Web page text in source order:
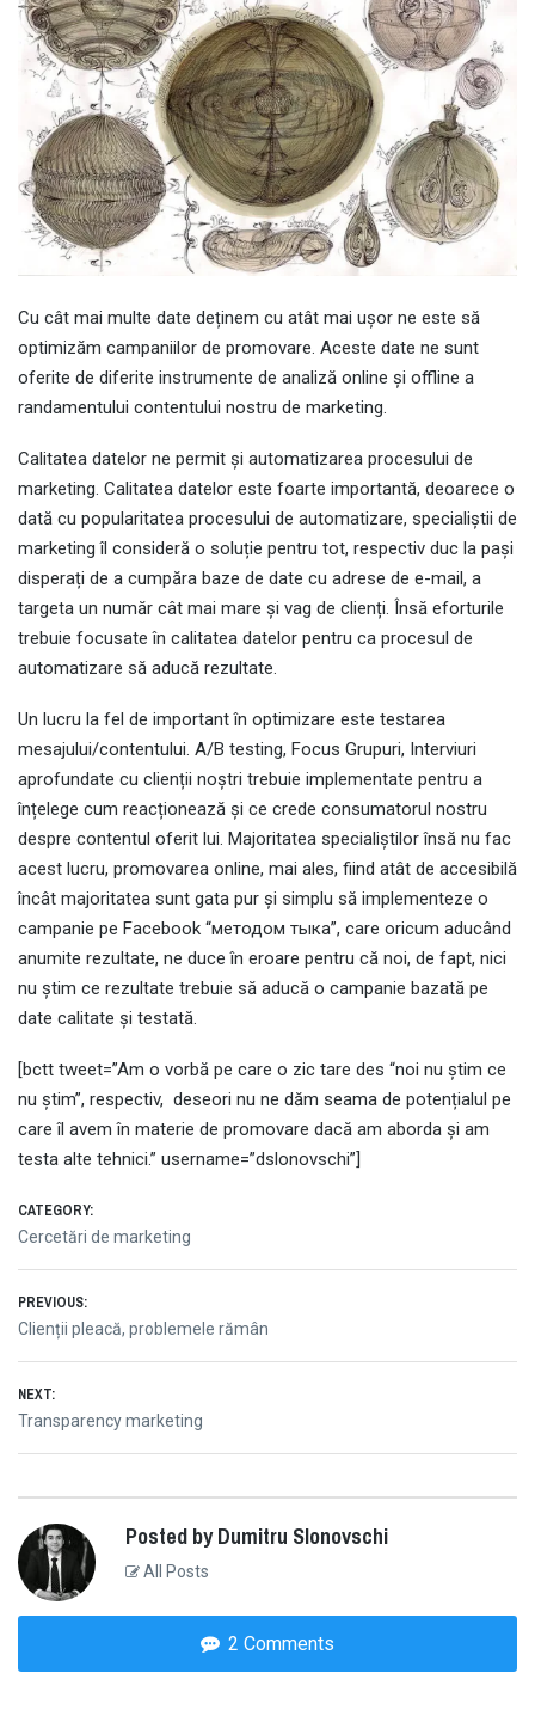
Cu cât mai multe date deținem cu atât mai ușor ne este să
optimizăm campaniilor de promovare. Aceste date ne sunt
oferite de diferite instrumente de analiză online și offline a
randamentului contentului nostru de marketing.
Calitatea datelor ne permit și automatizarea procesului de
marketing. Calitatea datelor este foarte importantă, deoarece o
dată cu popularitatea procesului de automatizare, specialiștii de
marketing îl consideră o soluție pentru tot, respectiv duc la pași
disperați de a cumpăra baze de date cu adrese de e-mail, a
targeta un număr cât mai mare și vag de clienți. Însă eforturile
trebuie focusate în calitatea datelor pentru ca procesul de
automatizare să aducă rezultate.
Un lucru la fel de important în optimizare este testarea
mesajului/contentului. A/B testing, Focus Grupuri, Interviuri
aprofundate cu clienții noștri trebuie implementate pentru a
înțelege cum reacționează și ce crede consumatorul nostru
despre contentul oferit lui. Majoritatea specialiștilor însă nu fac
acest lucru, promovarea online, mai ales, fiind atât de accesibilă
încât majoritatea sunt gata pur și simplu să implementeze o
campanie pe Facebook “методом тыка”, care oricum aducând
anumite rezultate, ne duce în eroare pentru că noi, de fapt, nici
nu știm ce rezultate trebuie să aducă o campanie bazată pe
date calitate și testată.
[bctt tweet=”Am o vorbă pe care o zic tare des “noi nu știm ce
nu știm”, respectiv, deseori nu ne dăm seama de potențialul pe
care îl avem în materie de promovare dacă am aborda și am
testa alte tehnici.” username=”dslonovschi”]
CATEGORY:
Cercetări de marketing
Post
navigation
PREVIOUS:
Previous
Clienții pleacă, problemele rămân
NEXT:
Next
Transparency marketing
Posted by Dumitru Slonovschi
All Posts
2 Comments